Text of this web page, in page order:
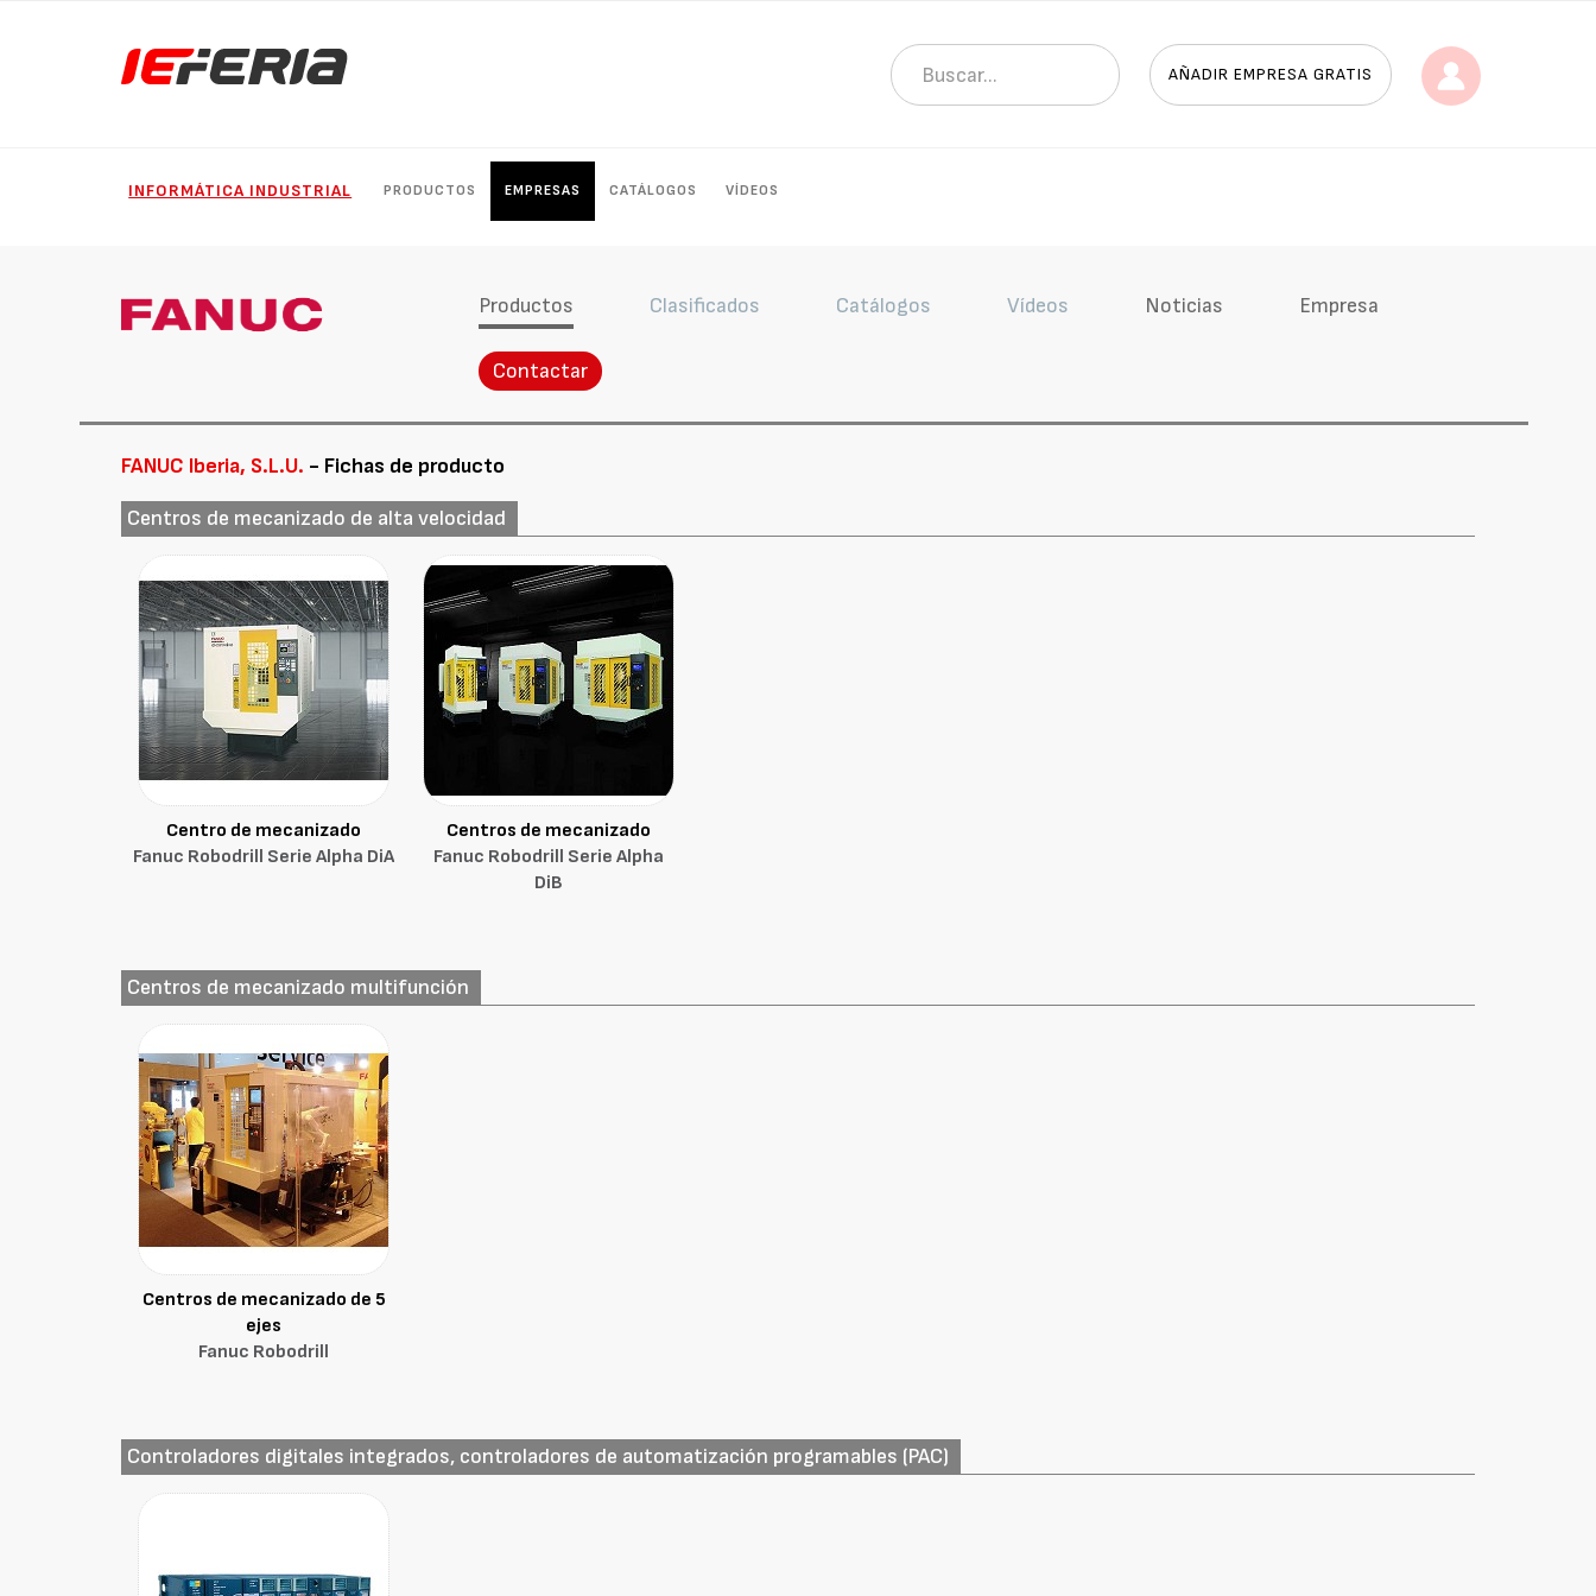
AÑADIR EMPRESA GRATIS
INFORMÁTICA INDUSTRIAL PRODUCTOS EMPRESAS CATÁLOGOS VÍDEOS
Productos Clasificados Catálogos Vídeos Noticias Empresa
Contactar
FANUC Iberia, S.L.U. - Fichas de producto
Centros de mecanizado de alta velocidad
Centro de mecanizado
Fanuc Robodrill Serie Alpha DiA
Centros de mecanizado
Fanuc Robodrill Serie Alpha
DiB
Centros de mecanizado multifunción
Centros de mecanizado de 5
ejes
Fanuc Robodrill
Controladores digitales integrados, controladores de automatización programables (PAC)